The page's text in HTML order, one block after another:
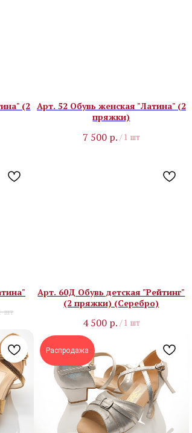
(2 Арт. 52 Обувь женская "Латина" (2
пряжки)
7 500 р. / 1 шт
шт
Арт. 60Д Обувь детская "Рейтинг"
(2 пряжки) (Серебро)
4 500 р. / 1 шт
Распродажа